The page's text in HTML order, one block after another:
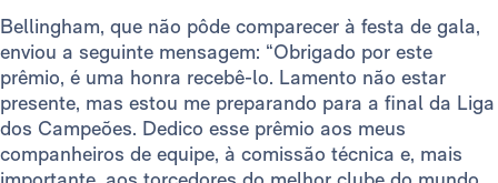
Bellingham, que não pôde comparecer à festa de gala,
enviou a seguinte mensagem: “Obrigado por este
prêmio, é uma honra recebê-lo. Lamento não estar
presente, mas estou me preparando para a final da Liga
dos Campeões. Dedico esse prêmio aos meus
companheiros de equipe, à comissão técnica e, mais